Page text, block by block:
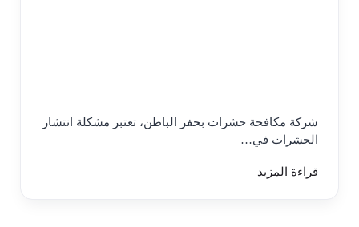
شركة مكافحة حشرات بحفر الباطن، تعتبر مشكلة انتشار
الحشرات في…
قراءة المزيد